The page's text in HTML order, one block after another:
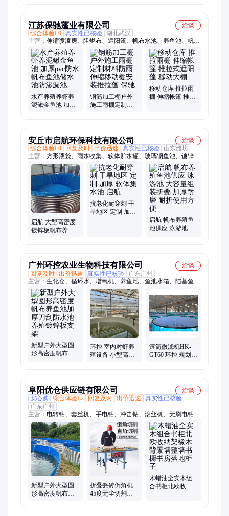
江苏保驰蓬业有限公司
洽谈
综合体验L0 真实性已核验 湖北武汉
主营： 伸缩喷漆房、阻燃布、遮阳篷、帆布水池、养鱼池、帆
布、遮雨棚、伸缩打磨房、雨棚、三防布、电动推拉棚、篷布、
遮阳蓬、推拉蓬、停车棚、防雨布、雨棚布、活动棚、推拉棚、
遮阳棚、汽车棚、推拉雨棚、油布
水产养殖养虾养
泥鳅金鱼池 加厚
钢筋加工棚户外
施工雨棚定制材
移动仓库 推拉雨
棚 伸缩帐篷 推拉
安丘市启航环保科技有限公司
洽谈
综合体验L0
回复及时 出价迅速 真实性已核验
山东潍坊
主营： 方形液袋、雨水收集、软体贮水罐、玻璃钢鱼池、镀锌板
养鱼池、软体沼气池、迷彩储水罐、咸菜泡菜池、黑膜沼气池、
玻璃钢冷却塔、可折叠储水袋、活动支架养殖池
启航 大型高密度
镀锌板帆布养殖
抗老化耐穿刺 干
旱地区 定制 加厚
启航 帆布养殖鱼
池供应 泳游池 大
广州环控农业生物科技有限公司
洽谈
回复及时 出价迅速 真实性已核验
广东广州
主营： 生化仓、循环水、增氧机、养鱼池、鱼池水箱、陆基鱼
池、帆布鱼池、塑料鱼池、养殖池、蓄水池、养殖设备、养鱼养
虾、养殖技术、鲈鱼养殖、养殖系统、生态养鱼、室内对虾、对
虾养殖、养虾设备、养鱼设备、水产养殖、臭氧一体机、滚筒微
滤机、转筒捞毛机、圆形养殖桶
新型户外大型圆
形高密度帆布养
环控 室内对虾养
殖设备 小型高原
滚筒微滤机HK-
GT60 环控 规划设
阜阳优仓供应链有限公司
洽谈
安心购
综合体验L2 回复及时 出价迅速
真实性已核验
广东广州
主营： 电转钻、套丝机、手电钻、冲击钻、滚丝机、无刷电钻、
电螺丝刀、电动工具、消防管道、电动起子、充电手钻、过车丝
机、自动车丝机、充电式电钻、电动螺丝刀、自动起子机、锂电
钻弯头、精密螺丝刀、go2二代工具、冲击起子机、充电式起子
机、钢筋不锈钢管、起子配件碳刷、电批平衡支架、笔记本平板
手机
新型户外大型圆
形高密度帆布养
折叠瓷砖倒角机
45度无尘切割机
木蜡油全实木组
合书柜北欧收纳